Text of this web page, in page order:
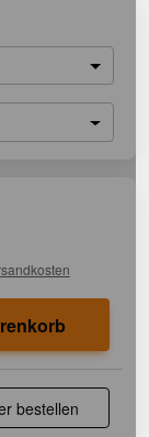
bestellen